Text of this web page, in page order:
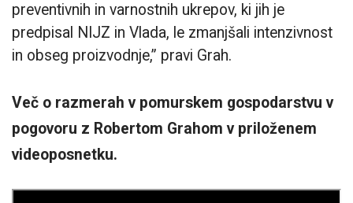
preventivnih in varnostnih ukrepov, ki jih je
predpisal NIJZ in Vlada, le zmanjšali intenzivnost
in obseg proizvodnje,” pravi Grah.
Več o razmerah v pomurskem gospodarstvu v
pogovoru z Robertom Grahom v priloženem
videoposnetku.